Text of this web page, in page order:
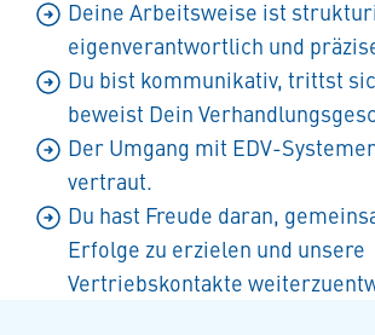
Deine Arbeitsweise ist
eigenverantwortlich und
Du bist kommunikativ, trittst
beweist Dein
Der Umgang mit EDV-
vertraut.
Du hast Freude daran,
Erfolge zu erzielen und unsere
Vertriebskontakte